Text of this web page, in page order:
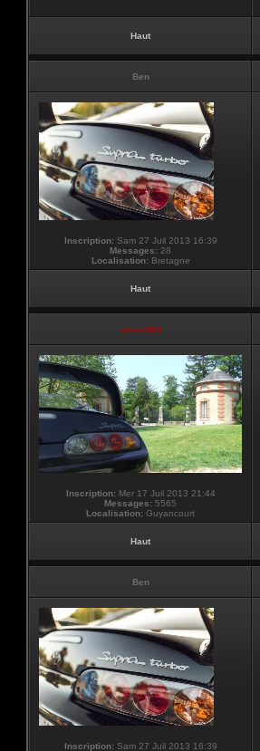
Haut
Ben
Inscription:Sam 27 Juil 2013 16:39
Messages: 28
Localisation:Bretagne
Haut
vmax330
Inscription:Mer 17 Juil 2013 21:44
Messages: 5565
Localisation: Guyancourt
Haut
Ben
Inscription:Sam 27 Juil 2013 16:39